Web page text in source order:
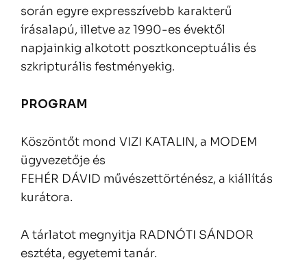
során egyre expresszívebb karakterű
írásalapú, illetve az 1990-es évektől
napjainkig alkotott posztkonceptuális és
szkripturális festményekig.
PROGRAM
Köszöntőt mond VIZI KATALIN, a MODEM
ügyvezetője és
FEHÉR DÁVID művészettörténész, a kiállítás
kurátora.
A tárlatot megnyitja RADNÓTI SÁNDOR
esztéta, egyetemi tanár.